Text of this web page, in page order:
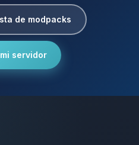
de modpacks
servidor